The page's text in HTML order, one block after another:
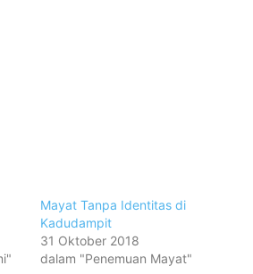
Mayat Tanpa Identitas di
Kadudampit
31 Oktober 2018
dalam "Penemuan Mayat"